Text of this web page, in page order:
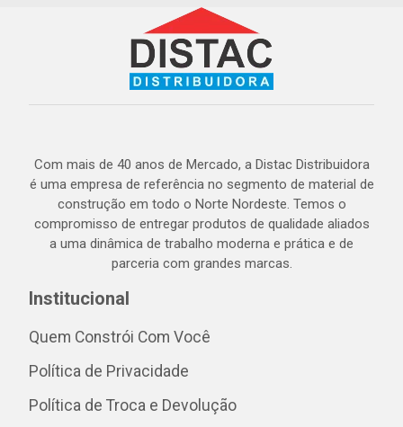
Com mais de 40 anos de Mercado, a Distac Distribuidora
é uma empresa de referência no segmento de material de
construção em todo o Norte Nordeste. Temos o
compromisso de entregar produtos de qualidade aliados
a uma dinâmica de trabalho moderna e prática e de
parceria com grandes marcas.
Institucional
Quem Constrói Com Você
Política de Privacidade
Política de Troca e Devolução